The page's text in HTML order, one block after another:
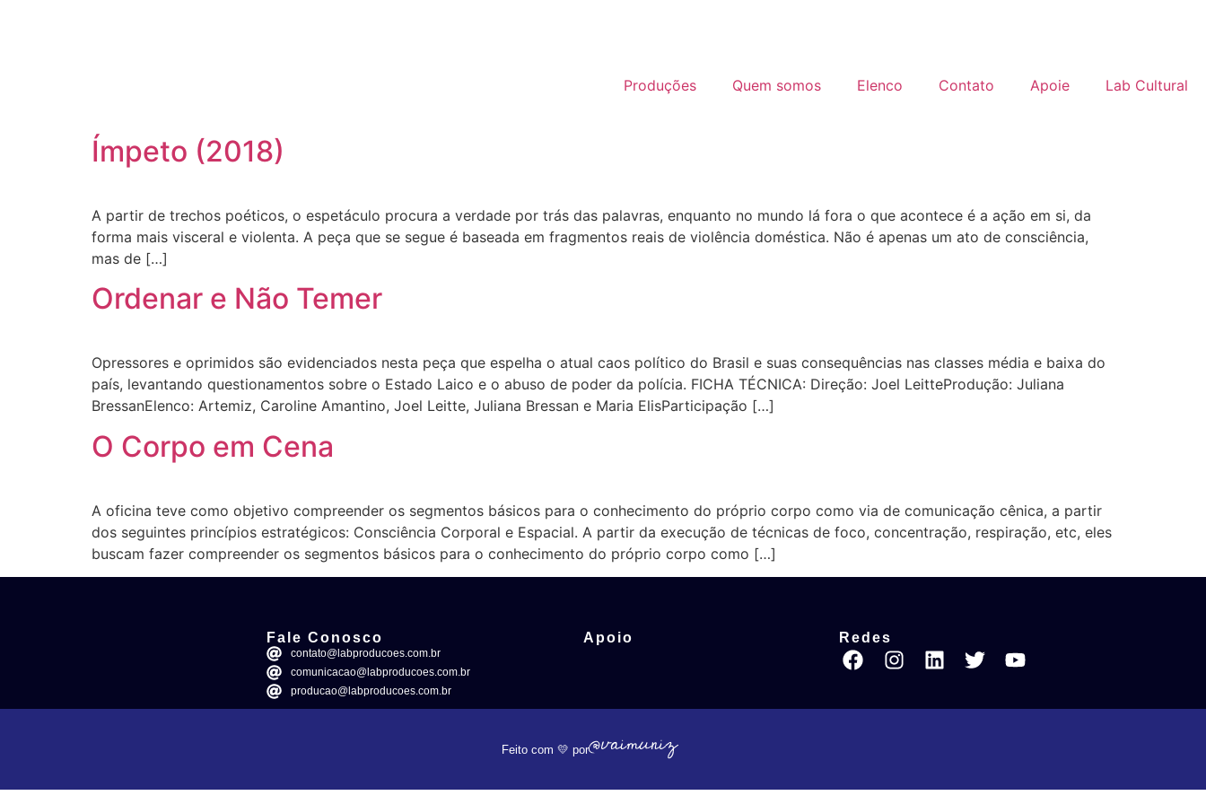
Produções Quem somos Elenco Contato Apoie Lab Cultural
Ímpeto (2018)
A partir de trechos poéticos, o espetáculo procura a verdade por trás das palavras, enquanto no mundo lá fora o que acontece é a ação em si, da
forma mais visceral e violenta. A peça que se segue é baseada em fragmentos reais de violência doméstica. Não é apenas um ato de consciência,
mas de […]
Ordenar e Não Temer
Opressores e oprimidos são evidenciados nesta peça que espelha o atual caos político do Brasil e suas consequências nas classes média e baixa do
país, levantando questionamentos sobre o Estado Laico e o abuso de poder da polícia. FICHA TÉCNICA: Direção: Joel LeitteProdução: Juliana
BressanElenco: Artemiz, Caroline Amantino, Joel Leitte, Juliana Bressan e Maria ElisParticipação […]
O Corpo em Cena
A oficina teve como objetivo compreender os segmentos básicos para o conhecimento do próprio corpo como via de comunicação cênica, a partir
dos seguintes princípios estratégicos: Consciência Corporal e Espacial. A partir da execução de técnicas de foco, concentração, respiração, etc, eles
buscam fazer compreender os segmentos básicos para o conhecimento do próprio corpo como […]
Fale Conosco
contato@labproducoes.com.br
comunicacao@labproducoes.com.br
producao@labproducoes.com.br
Apoio Redes
Feito com 💛 por